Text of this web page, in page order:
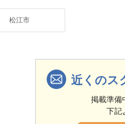
松江市
近くのス
掲載準備
下記